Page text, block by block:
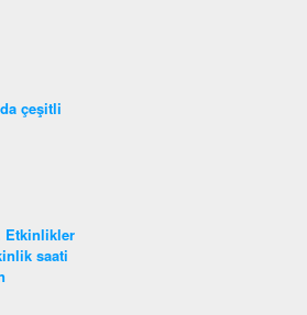
çeşitli
Etkinlikler
saati